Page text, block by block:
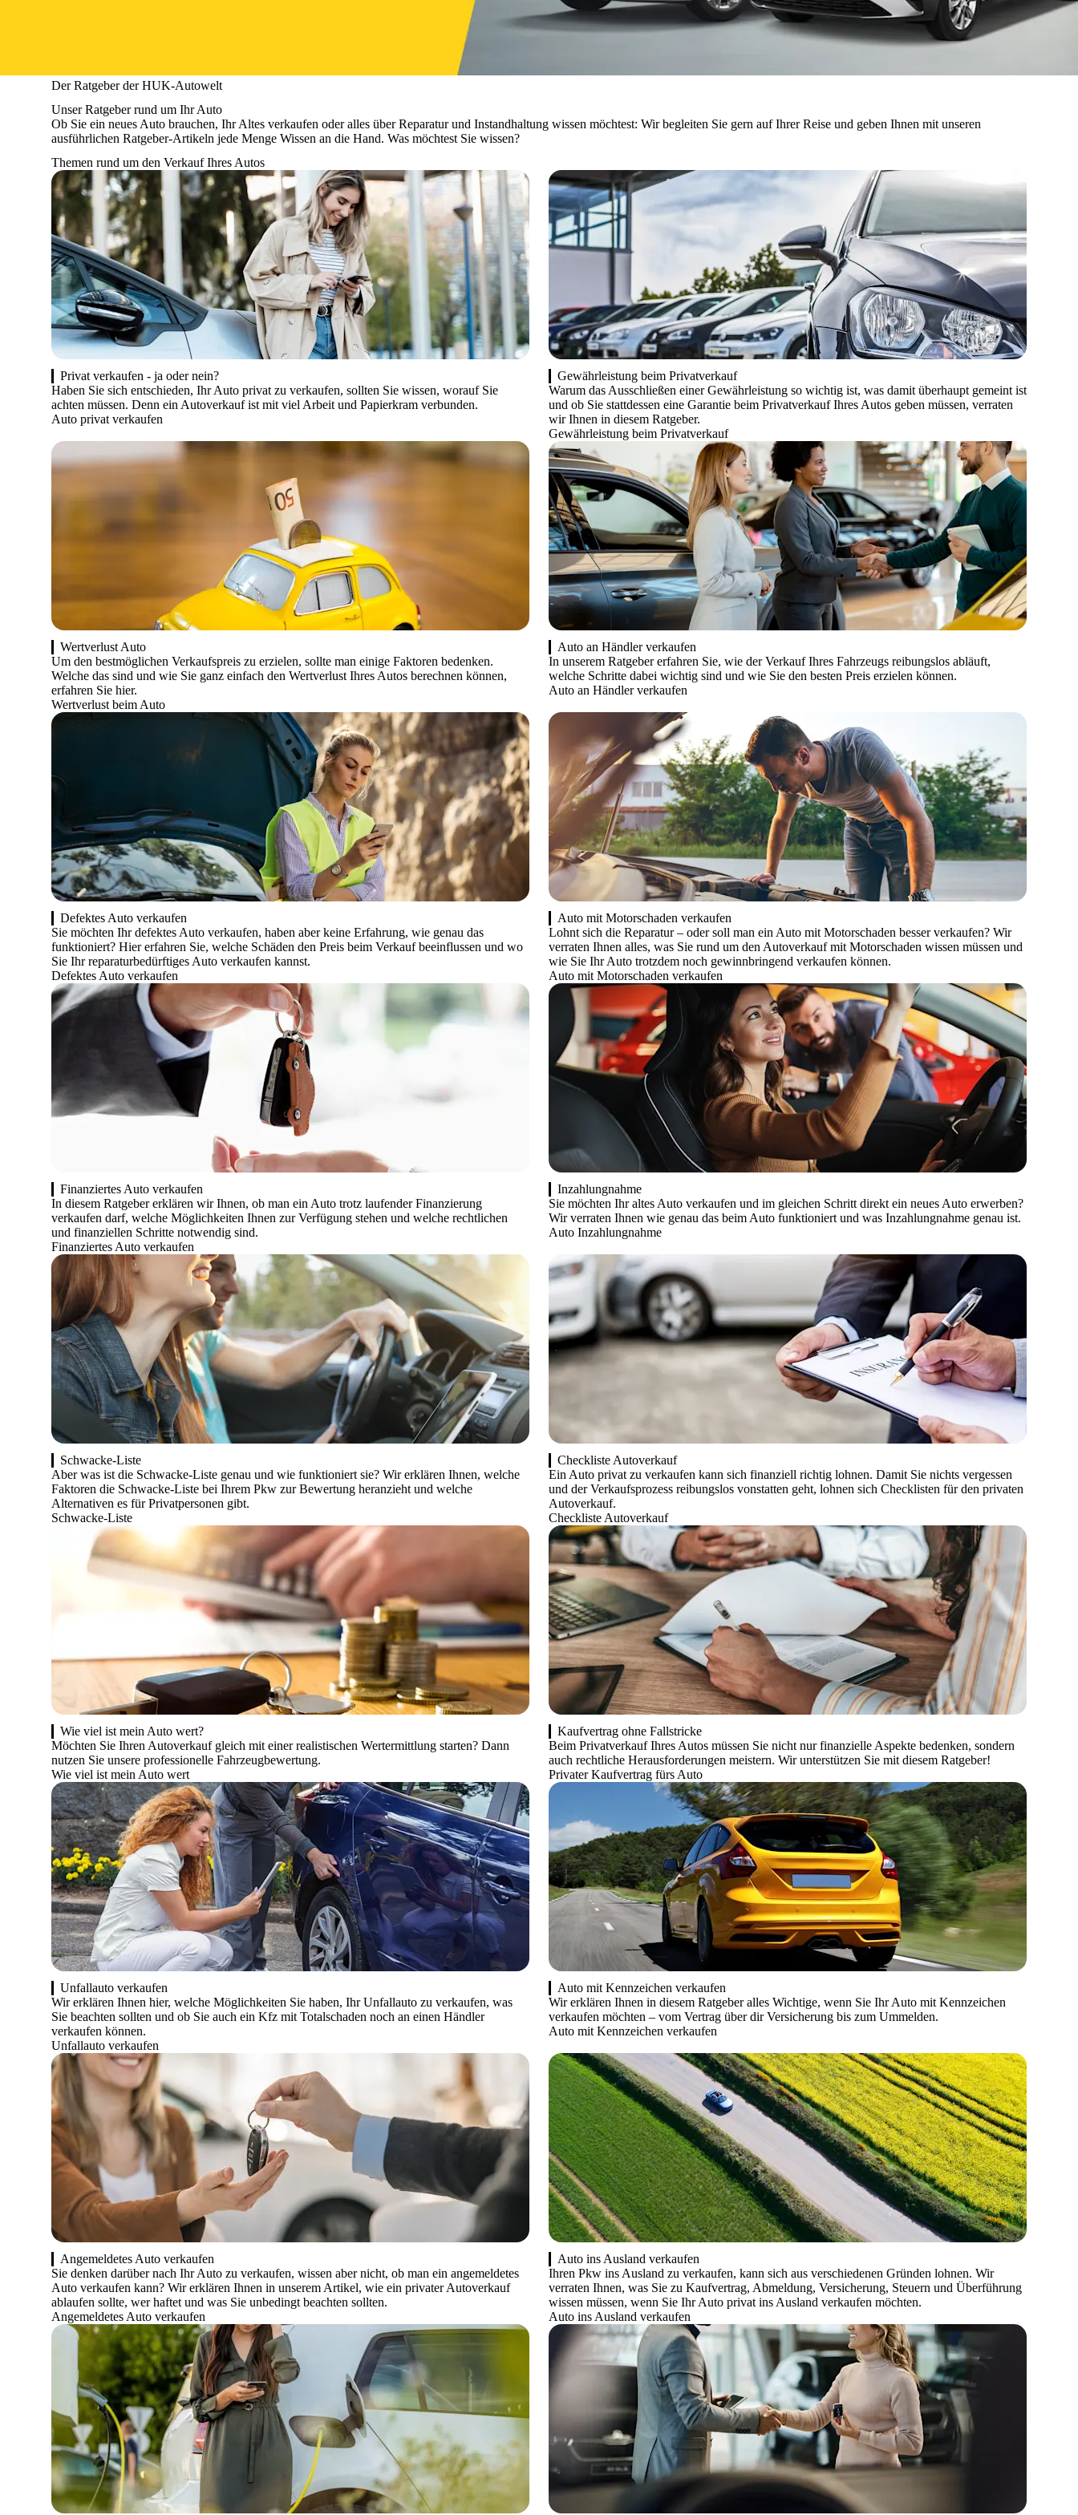
Der Ratgeber der HUK-Autowelt
Unser Ratgeber rund um Ihr Auto
Ob Sie ein neues Auto brauchen, Ihr Altes verkaufen oder alles über Reparatur und Instandhaltung wissen möchtest: Wir begleiten Sie gern auf Ihrer Reise und geben Ihnen mit unseren
ausführlichen Ratgeber-Artikeln jede Menge Wissen an die Hand. Was möchtest Sie wissen?
Themen rund um den Verkauf Ihres Autos
Privat verkaufen - ja oder nein?
Haben Sie sich entschieden, Ihr Auto privat zu verkaufen, sollten Sie wissen, worauf Sie
achten müssen. Denn ein Autoverkauf ist mit viel Arbeit und Papierkram verbunden.
Auto privat verkaufen
Gewährleistung beim Privatverkauf
Warum das Ausschließen einer Gewährleistung so wichtig ist, was damit überhaupt gemeint ist
und ob Sie stattdessen eine Garantie beim Privatverkauf Ihres Autos geben müssen, verraten
wir Ihnen in diesem Ratgeber.
Gewährleistung beim Privatverkauf
Wertverlust Auto
Um den bestmöglichen Verkaufspreis zu erzielen, sollte man einige Faktoren bedenken.
Welche das sind und wie Sie ganz einfach den Wertverlust Ihres Autos berechnen können,
erfahren Sie hier.
Wertverlust beim Auto
Auto an Händler verkaufen
In unserem Ratgeber erfahren Sie, wie der Verkauf Ihres Fahrzeugs reibungslos abläuft,
welche Schritte dabei wichtig sind und wie Sie den besten Preis erzielen können.
Auto an Händler verkaufen
Defektes Auto verkaufen
Sie möchten Ihr defektes Auto verkaufen, haben aber keine Erfahrung, wie genau das
funktioniert? Hier erfahren Sie, welche Schäden den Preis beim Verkauf beeinflussen und wo
Sie Ihr reparaturbedürftiges Auto verkaufen kannst.
Defektes Auto verkaufen
Auto mit Motorschaden verkaufen
Lohnt sich die Reparatur – oder soll man ein Auto mit Motorschaden besser verkaufen? Wir
verraten Ihnen alles, was Sie rund um den Autoverkauf mit Motorschaden wissen müssen und
wie Sie Ihr Auto trotzdem noch gewinnbringend verkaufen können.
Auto mit Motorschaden verkaufen
Finanziertes Auto verkaufen
In diesem Ratgeber erklären wir Ihnen, ob man ein Auto trotz laufender Finanzierung
verkaufen darf, welche Möglichkeiten Ihnen zur Verfügung stehen und welche rechtlichen
und finanziellen Schritte notwendig sind.
Finanziertes Auto verkaufen
Inzahlungnahme
Sie möchten Ihr altes Auto verkaufen und im gleichen Schritt direkt ein neues Auto erwerben?
Wir verraten Ihnen wie genau das beim Auto funktioniert und was Inzahlungnahme genau ist.
Auto Inzahlungnahme
Schwacke-Liste
Aber was ist die Schwacke-Liste genau und wie funktioniert sie? Wir erklären Ihnen, welche
Faktoren die Schwacke-Liste bei Ihrem Pkw zur Bewertung heranzieht und welche
Alternativen es für Privatpersonen gibt.
Schwacke-Liste
Checkliste Autoverkauf
Ein Auto privat zu verkaufen kann sich finanziell richtig lohnen. Damit Sie nichts vergessen
und der Verkaufsprozess reibungslos vonstatten geht, lohnen sich Checklisten für den privaten
Autoverkauf.
Checkliste Autoverkauf
Wie viel ist mein Auto wert?
Möchten Sie Ihren Autoverkauf gleich mit einer realistischen Wertermittlung starten? Dann
nutzen Sie unsere professionelle Fahrzeugbewertung.
Wie viel ist mein Auto wert
Kaufvertrag ohne Fallstricke
Beim Privatverkauf Ihres Autos müssen Sie nicht nur finanzielle Aspekte bedenken, sondern
auch rechtliche Herausforderungen meistern. Wir unterstützen Sie mit diesem Ratgeber!
Privater Kaufvertrag fürs Auto
Unfallauto verkaufen
Wir erklären Ihnen hier, welche Möglichkeiten Sie haben, Ihr Unfallauto zu verkaufen, was
Sie beachten sollten und ob Sie auch ein Kfz mit Totalschaden noch an einen Händler
verkaufen können.
Unfallauto verkaufen
Auto mit Kennzeichen verkaufen
Wir erklären Ihnen in diesem Ratgeber alles Wichtige, wenn Sie Ihr Auto mit Kennzeichen
verkaufen möchten – vom Vertrag über dir Versicherung bis zum Ummelden.
Auto mit Kennzeichen verkaufen
Angemeldetes Auto verkaufen
Sie denken darüber nach Ihr Auto zu verkaufen, wissen aber nicht, ob man ein angemeldetes
Auto verkaufen kann? Wir erklären Ihnen in unserem Artikel, wie ein privater Autoverkauf
ablaufen sollte, wer haftet und was Sie unbedingt beachten sollten.
Angemeldetes Auto verkaufen
Auto ins Ausland verkaufen
Ihren Pkw ins Ausland zu verkaufen, kann sich aus verschiedenen Gründen lohnen. Wir
verraten Ihnen, was Sie zu Kaufvertrag, Abmeldung, Versicherung, Steuern und Überführung
wissen müssen, wenn Sie Ihr Auto privat ins Ausland verkaufen möchten.
Auto ins Ausland verkaufen